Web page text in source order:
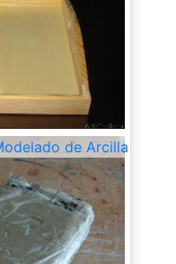
de Arcilla